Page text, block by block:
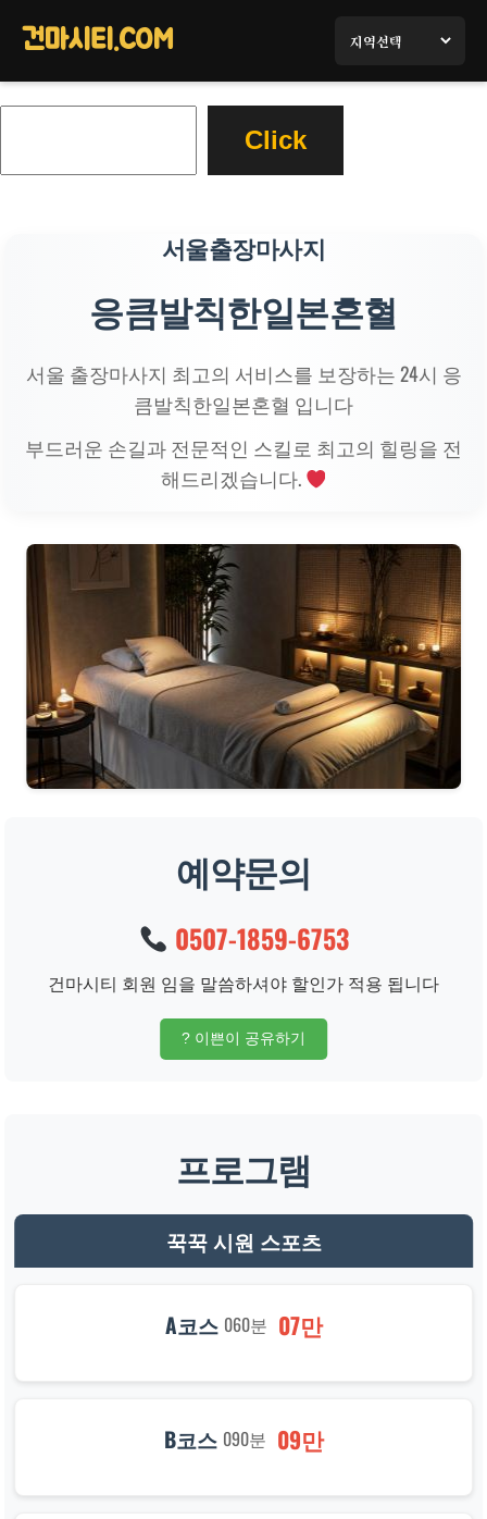
가
건마시티.COM
Click
서울출장마사지
응큼발칙한일본혼혈
서울 출장마사지 최고의 서비스를 보장하는 24시 응
큼발칙한일본혼혈 입니다
부드러운 손길과 전문적인 스킬로 최고의 힐링을 전
해드리겠습니다.
예약문의
0507-1859-6753
건마시티 회원 임을 말씀하셔야 할인가 적용 됩니다
? 이쁜이 공유하기
프로그램
꾹꾹 시원 스포츠
A코스 060분 07만
B코스 090분 09만